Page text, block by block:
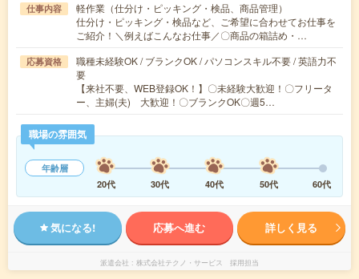
仕事内容
軽作業（仕分け・ピッキング・検品、商品管理）
仕分け・ピッキング・検品など、ご希望に合わせてお仕事を
ご紹介！＼例えばこんなお仕事／〇商品の箱詰め・…
応募資格
職種未経験OK / ブランクOK / パソコンスキル不要 / 英語力不
要
【来社不要、WEB登録OK！】〇未経験大歓迎！〇フリータ
ー、主婦(夫) 大歓迎！〇ブランクOK〇週5…
職場の雰囲気
年齢層
20代
30代 40代 50代 60代
気になる! 応募へ進む 詳しく見る
派遣会社 株式会社テクノ・サービス 採用担当